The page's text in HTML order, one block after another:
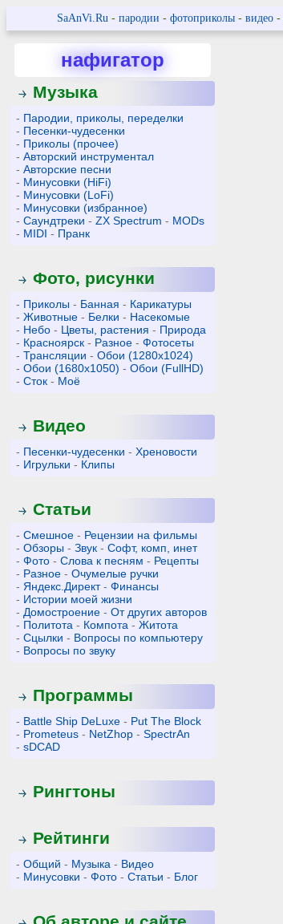
SaAnVi.Ru- пародии - фотоприколы- видео-
нафигатор
Музыка
- Пародии, приколы, переделки
- Песенки-чудесенки
- Приколы (прочее)
-Авторский инструментал
-Авторские песни
- Минусовки (HiFi)
- Минусовки (LoFi)
- Минусовки (избранное)
-Саундтреки -ZX Spectrum - MODs
- MIDI - Пранк
Фото, рисунки
- Приколы - Банная - Карикатуры
-Животные - Белки - Насекомые
- Небо - Цветы, растения - Природа
- Красноярск - Разное -Фотосеты
-Трансляции -Обои (1280x1024)
-Обои (1680x1050) -Обои (FullHD)
-Сток - Моё
Видео
- Песенки-чудесенки -Хреновости
- Игрульки - Клипы
Статьи
-Смешное - Рецензии на фильмы
-Обзоры -Звук -Софт, комп, инет
-Фото -Слова к песням - Рецепты
- Разное -Очумелые ручки
- Яндекс.Директ-Финансы
- Истории моей жизни
- Домостроение -От других авторов
- Политота - Компота -Житота
-Сцылки - Вопросы по компьютеру
- Вопросы по звуку
Программы
- Battle Ship DeLuxe - Put The Block
- Prometeus - NetZhop -SpectrAn
-sDCAD
Рингтоны
Рейтинги
-Общий - Музыка - Видео
- Минусовки -Фото -Статьи - Блог